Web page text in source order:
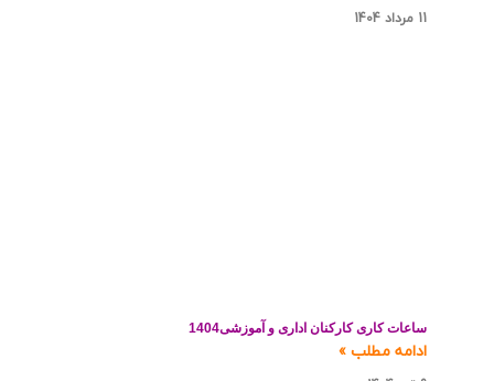
ساعات کاری کارکنان اداری و آموزشی1404
ادامه مطلب »